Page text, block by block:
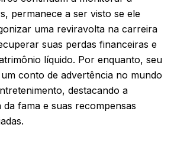
permanece a ser visto se ele
uma reviravolta na carreira
suas perdas financeiras e
líquido. Por enquanto, seu
conto de advertência no mundo
destacando a
fama e suas recompensas